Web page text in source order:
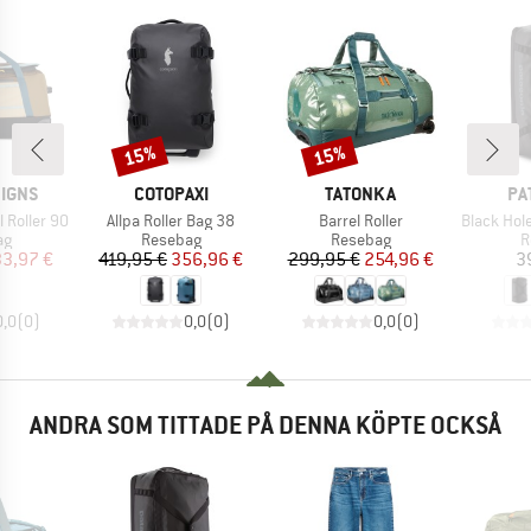
Roller 90
pris
€
(0)
VARUMÄRKE
COTOPAXI
Produkter
Allpa Roller Bag 38
Produktgrupp
Resebag
Pris
419,95 € Reducerat pris
356,96 €
0,0(0)
Rabatt
15%
VARUMÄRKE
TATONKA
Produkter
Barrel Roller
Produktgrupp
Resebag
Pris
299,95 €Reducerat pris
254,96 €
0,0(0)
Rabatt
15%
Produkter
Black Hole
ANDRA SOM TITTADE PÅ DENNA KÖPTE OCKSÅ